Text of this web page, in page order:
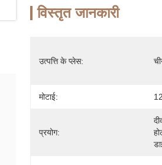
विस्तृत जानकारी
उत्पत्ति के प्लेस:
मोटाई:
प्रयोग: